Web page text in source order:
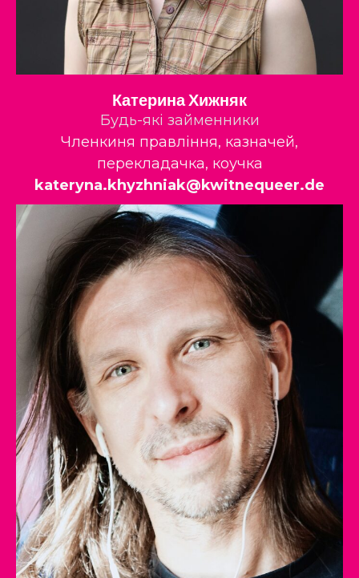
Катерина Хижняк
Будь-які займенники
Членкиня правління, казначей,
перекладачка, коучка
kateryna.khyzhniak@kwitnequeer.de